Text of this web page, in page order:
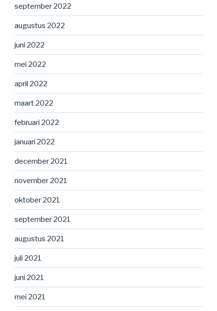
september 2022
augustus 2022
juni 2022
mei 2022
april 2022
maart 2022
februari 2022
januari 2022
december 2021
november 2021
oktober 2021
september 2021
augustus 2021
juli 2021
juni 2021
mei 2021